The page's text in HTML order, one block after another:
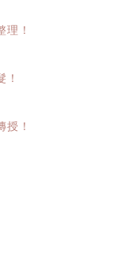
！
！